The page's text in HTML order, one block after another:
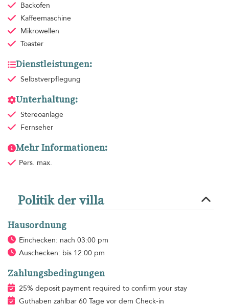
Backofen
Kaffeemaschine
Mikrowellen
Toaster
Dienstleistungen:
Selbstverpflegung
Unterhaltung:
Stereoanlage
Fernseher
Mehr Informationen:
Pers. max.
Politik der villa
Hausordnung
Einchecken: nach 03:00 pm
Auschecken: bis 12:00 pm
Zahlungsbedingungen
25% deposit payment required to confirm your stay
Guthaben zahlbar 60 Tage vor dem Check-in